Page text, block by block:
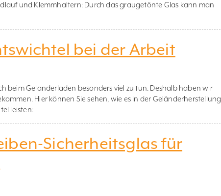
und Klemmhaltern: Durch das graugetönte Glas kann man
bei der Arbeit
beim Geländerladen besonders viel zu tun. Deshalb haben wir
Hier können Sie sehen, wie es in der Geländerherstellung
leisten:
Sicherheitsglas für